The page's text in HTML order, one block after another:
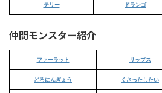
テリー ドランゴ
仲間モンスター紹介
ファーラット リップス
どろにんぎょう くさったしたい